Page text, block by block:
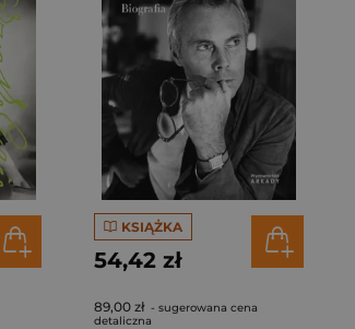
KSIĄŻKA
54,42 zł
89,00 zł - sugerowana cena
detaliczna